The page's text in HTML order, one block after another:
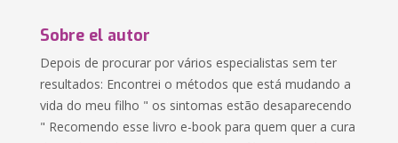
Sobre el autor
Depois de procurar por vários especialistas sem ter
resultados: Encontrei o métodos que está mudando a
vida do meu filho " os sintomas estão desaparecendo
" Recomendo esse livro e-book para quem quer a cura